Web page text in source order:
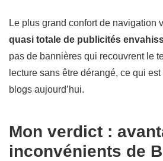
Le plus grand confort de navigation
quasi totale de publicités
pas de bannières qui recouvrent le
lecture sans être dérangé, ce qui
blogs aujourd’hui.
Mon verdict :
inconvénients de